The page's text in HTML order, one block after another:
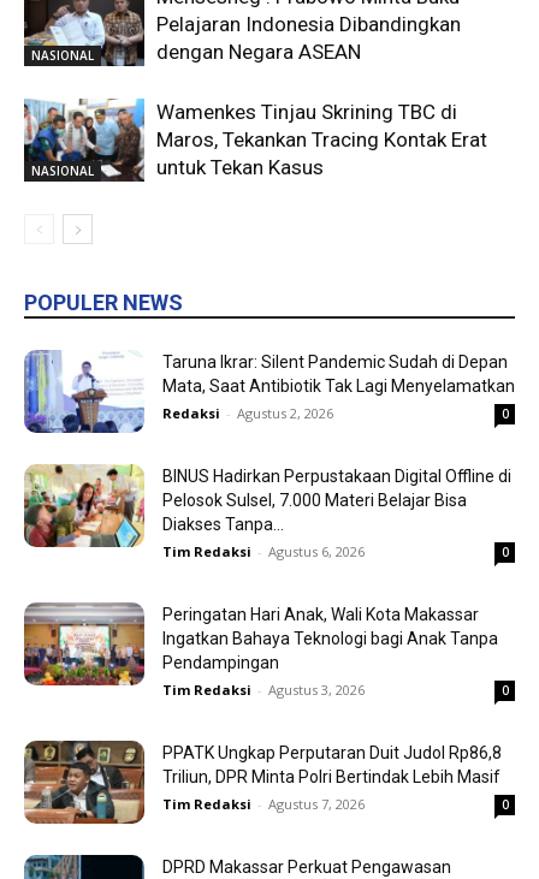
NASIONAL
Pelajaran Indonesia Dibandingkan
dengan Negara ASEAN
NASIONAL
Wamenkes Tinjau Skrining TBC di
Maros, Tekankan Tracing Kontak Erat
untuk Tekan Kasus
POPULER NEWS
Taruna Ikrar: Silent Pandemic Sudah di Depan
Mata, Saat Antibiotik Tak Lagi Menyelamatkan
Redaksi - Agustus 2, 2026 0
BINUS Hadirkan Perpustakaan Digital Offline di
Pelosok Sulsel, 7.000 Materi Belajar Bisa
Diakses Tanpa...
Tim Redaksi - Agustus 6, 2026 0
Peringatan Hari Anak, Wali Kota Makassar
Ingatkan Bahaya Teknologi bagi Anak Tanpa
Pendampingan
Tim Redaksi - Agustus 3, 2026 0
PPATK Ungkap Perputaran Duit Judol Rp86,8
Triliun, DPR Minta Polri Bertindak Lebih Masif
Tim Redaksi - Agustus 7, 2026 0
DPRD Makassar Perkuat Pengawasan